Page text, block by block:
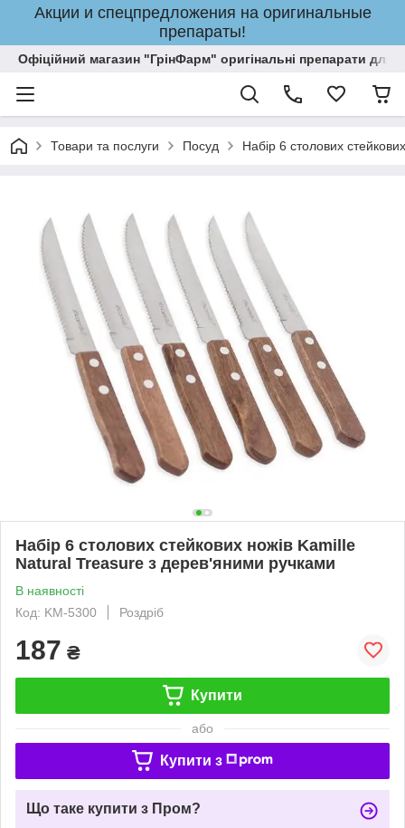
Акции и спецпредложения на оригинальные
препараты!
Офіційний магазин "ГрінФарм" оригінальні препарати для
Товари та послуги Посуд Набір 6 столових
Набір 6 столових стейкових ножів Kamille
Natural Treasure з дерев'яними ручками
В наявності
Код: KM-5300
Роздріб
187 ₴
Купити
або
Купити з
Що таке купити з Пром?